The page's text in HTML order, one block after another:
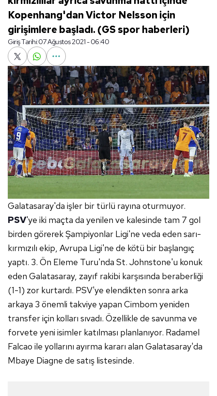
Kopenhang'dan Victor Nelsson için
girişimlere başladı. (GS spor haberleri)
Giriş Tarihi:07 Ağustos 2021 - 06:40
Galatasaray'da işler bir türlü rayına oturmuyor.
PSV'ye iki maçta da yenilen ve kalesinde tam 7 gol
birden görerek Şampiyonlar Ligi'ne veda eden sarı-
kırmızılı ekip, Avrupa Ligi'ne de kötü bir başlangıç
yaptı. 3. Ön Eleme Turu'nda St. Johnstone'u konuk
eden Galatasaray, zayıf rakibi karşısında beraberliği
(1-1) zor kurtardı. PSV'ye elendikten sonra arka
arkaya 3 önemli takviye yapan Cimbom yeniden
transfer için kolları sıvadı. Özellikle de savunma ve
forvete yeni isimler katılması planlanıyor. Radamel
Falcao ile yollarını ayırma kararı alan Galatasaray'da
Mbaye Diagne de satış listesinde.